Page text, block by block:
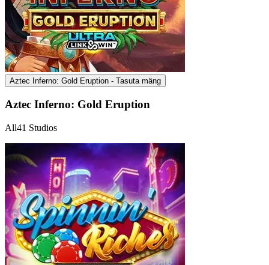
Aztec Inferno: Gold Eruption - Tasuta mäng
Aztec Inferno: Gold Eruption
All41 Studios